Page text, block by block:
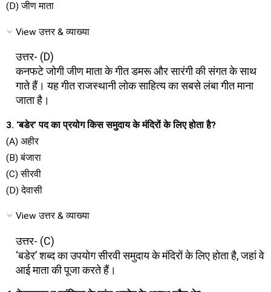
(D) जीण माता
View उत्तर & व्याख्या
उत्तर- (D)
कनफटे जोगी जीण माता के गीत डमरू और सारंगी की संगत के साथ
गाते हैं। यह गीत राजस्थानी लोक साहित्य का सबसे लंबा गीत माना
जाता है।
3. ‘बडेर’ पद का प्रयोग किस समुदाय के मंदिरों के लिए होता है?
(A) अहीर
(B) बंजारा
(C) सीरवी
(D) देवासी
View उत्तर & व्याख्या
उत्तर- (C)
‘बडेर’ शब्द का उपयोग सीरवी समुदाय के मंदिरों के लिए होता है, जहां वे
आई माता की पूजा करते हैं।